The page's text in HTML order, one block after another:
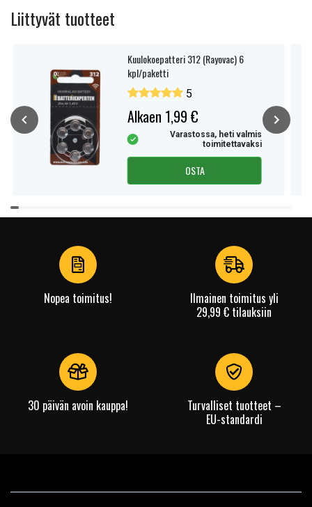
Liittyvät tuotteet
Kuulokoepatteri 312 (Rayovac) 6
kpl/paketti
5
Alkaen 1,99 €
Varastossa, heti valmis
toimitettavaksi
OSTA
Item
1
Nopea toimitus!
Ilmainen toimitus yli
29,99 € tilauksiin
30 päivän avoin kauppa!
Turvalliset tuotteet –
EU-standardi